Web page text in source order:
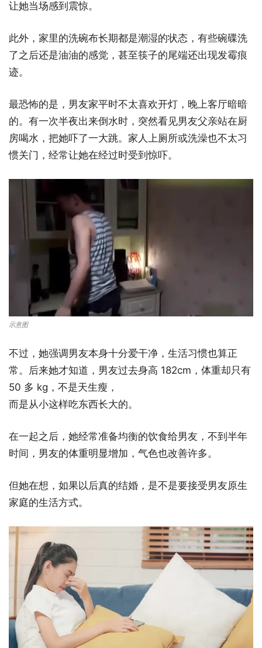
让她当场感到震惊。
此外，家里的洗碗布长期都是潮湿的状态，有些碗碟洗
了之后还是油油的感觉，甚至筷子的尾端还出现发霉痕
迹。
最恐怖的是，男友家平时不太喜欢开灯，晚上客厅暗暗
的。有一次半夜出来倒水时，突然看见男友父亲站在厨
房喝水，把她吓了一大跳。家人上厕所或洗澡也不太习
惯关门，经常让她在经过时受到惊吓。
示意图
不过，她强调男友本身十分爱干净，生活习惯也算正
常。后来她才知道，男友过去身高 182cm，体重却只有
50 多 kg，不是天生瘦，
而是从小这样吃东西长大的。
在一起之后，她经常准备均衡的饮食给男友，不到半年
时间，男友的体重明显增加，气色也改善许多。
但她在想，如果以后真的结婚，是不是要接受男友原生
家庭的生活方式。